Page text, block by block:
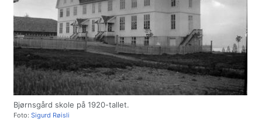
Bjørnsgård skole på 1920-tallet.
Foto: Sigurd Røisli